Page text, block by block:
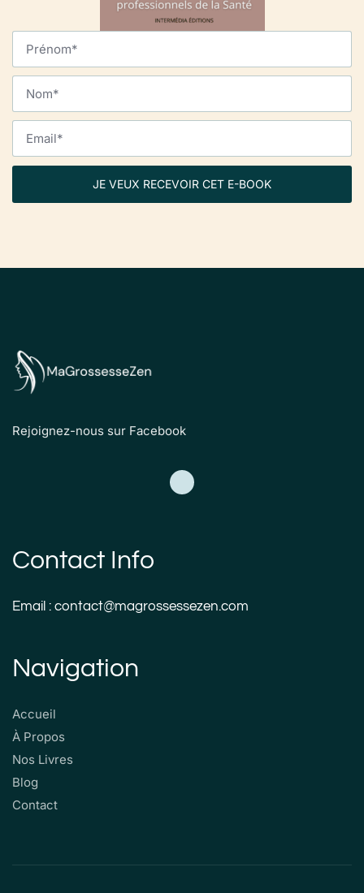
JE VEUX RECEVOIR CET E-BOOK
Rejoignez-nous sur Facebook
Contact Info
Email : contact@magrossessezen.com
Navigation
Accueil
À Propos
Nos Livres
Blog
Contact